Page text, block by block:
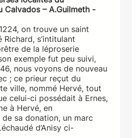
Calvados – A.Guilmeth -
on trouve un saint
Richard, s’intitulant
de la léproserie
exemple fut peu suivi,
nous voyons de nouveau
; ce prieur reçut du
ville, nommé Hervé, tout
celui-ci possédait à Ernes,
à Hervé, en
de sa donation, un marc
d’Anisy ci-